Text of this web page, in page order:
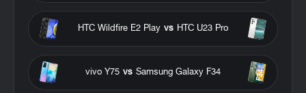
HTC U23 Pro
vs
HTC Wildfire E2 Play
Samsung Galaxy F34
vs
vivo Y75